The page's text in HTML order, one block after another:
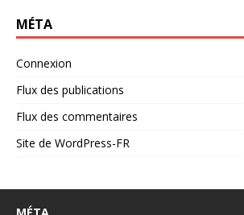
MÉTA
Connexion
Flux des publications
Flux des commentaires
Site de WordPress-FR